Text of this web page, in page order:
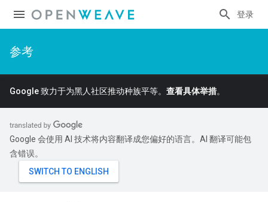
登录
参考
Google 致力于为黑人社区推动种族平等。 查看具体举措。
Google 会使用 AI 技术将内容翻译成您偏好的语言。AI 翻译可能包
含错误。